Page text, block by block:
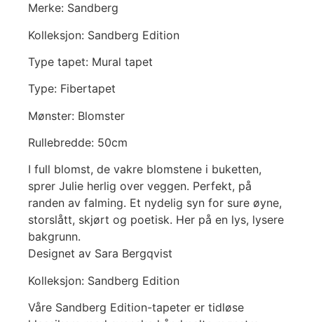
Merke: Sandberg
Kolleksjon: Sandberg Edition
Type tapet: Mural tapet
Type: Fibertapet
Mønster: Blomster
Rullebredde: 50cm
I full blomst, de vakre blomstene i buketten,
sprer Julie herlig over veggen. Perfekt, på
randen av falming. Et nydelig syn for sure øyne,
storslått, skjørt og poetisk. Her på en lys, lysere
bakgrunn.
Designet av Sara Bergqvist
Kolleksjon: Sandberg Edition
Våre Sandberg Edition-tapeter er tidløse